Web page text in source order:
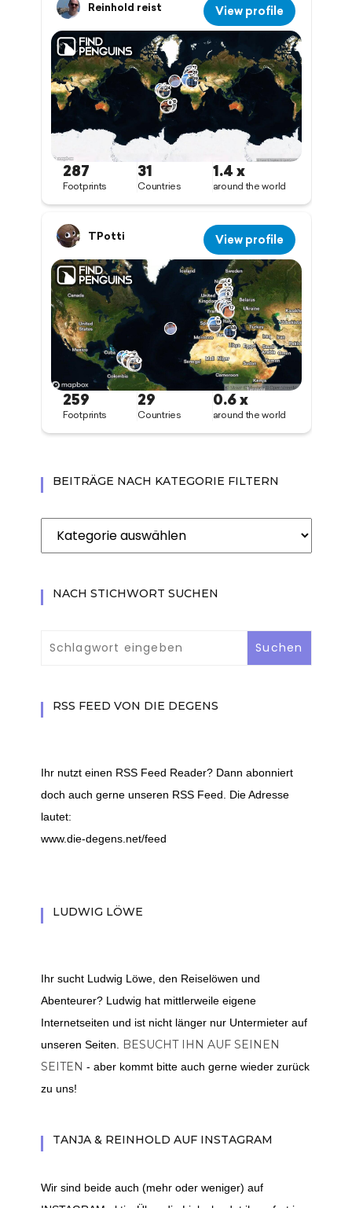
BEITRÄGE NACH KATEGORIE FILTERN
nach
NACH STICHWORT SUCHEN
RSS FEED VON DIE DEGENS
Ihr nutzt einen RSS Feed Reader? Dann abonniert
doch auch gerne unseren RSS Feed. Die Adresse
lautet:
www.die-degens.net/feed
LUDWIG LÖWE
Ihr sucht Ludwig Löwe, den Reiselöwen und
Abenteurer? Ludwig hat mittlerweile eigene
Internetseiten und ist nicht länger nur Untermieter auf
unseren Seiten. BESUCHT IHN AUF SEINEN
SEITEN - aber kommt bitte auch gerne wieder zurück
zu uns!
TANJA & REINHOLD AUF INSTAGRAM
Wir sind beide auch (mehr oder weniger) auf